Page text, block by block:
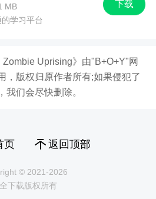
下载
MB
学习平台
Zombie Uprising》由"B+O+Y"网
，版权归原作者所有;如果侵犯了
我们会尽快删除。
页 返回顶部
© 2021-2026
下载版权所有